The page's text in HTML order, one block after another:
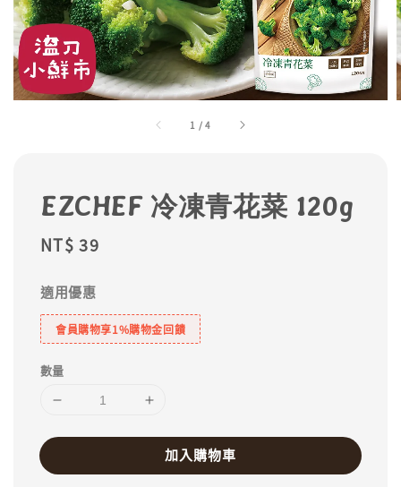
1 /4
EZCHEF 冷凍青花菜 120g
Regular
NT$ 39
適用優惠
會員購物享1%購物金回饋
數量
加入購物車